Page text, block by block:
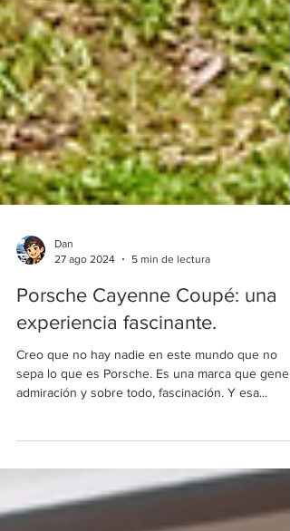
Dan
27 ago 2024
5 min de lectura
Porsche Cayenne Coupé: una
Creo que no hay nadie en este mundo que no
admiración y sobre todo, fascinación. Y esa...